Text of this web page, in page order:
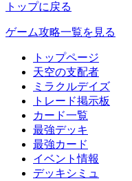
トップに戻る
ゲーム攻略一覧を見る
トップページ
天空の支配者
ミラクルデイズ
トレード掲示板
カード一覧
最強デッキ
最強カード
イベント情報
デッキシミュ